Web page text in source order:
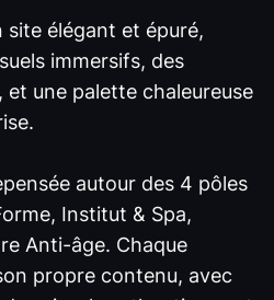
site élégant et épuré,
immersifs, des
une palette chaleureuse
autour des 4 pôles
Institut & Spa,
Anti-âge. Chaque
propre contenu, avec